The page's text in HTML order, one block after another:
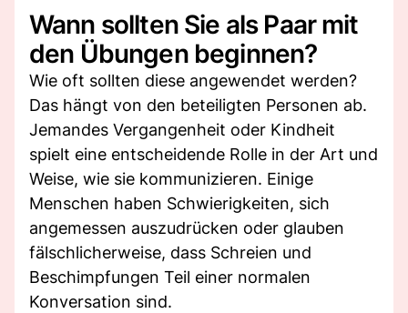
Wann sollten Sie als Paar mit
den Übungen beginnen?
Wie oft sollten diese angewendet werden?
Das hängt von den beteiligten Personen ab.
Jemandes Vergangenheit oder Kindheit
spielt eine entscheidende Rolle in der Art und
Weise, wie sie kommunizieren. Einige
Menschen haben Schwierigkeiten, sich
angemessen auszudrücken oder glauben
fälschlicherweise, dass Schreien und
Beschimpfungen Teil einer normalen
Konversation sind.